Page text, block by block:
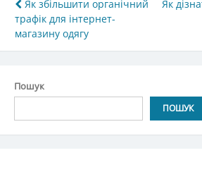
Навігація
записів
Як збільшити органічний
трафік для інтернет-
магазину одягу
Як
Пошук
ПОШУК